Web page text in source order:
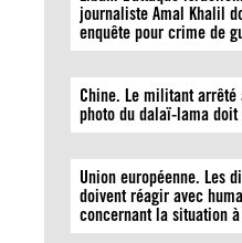
journaliste Amal Khalil
enquête pour crime de
Chine. Le militant arrêté
photo du dalaï-lama
Union européenne. Les
doivent réagir avec
concernant la situation à